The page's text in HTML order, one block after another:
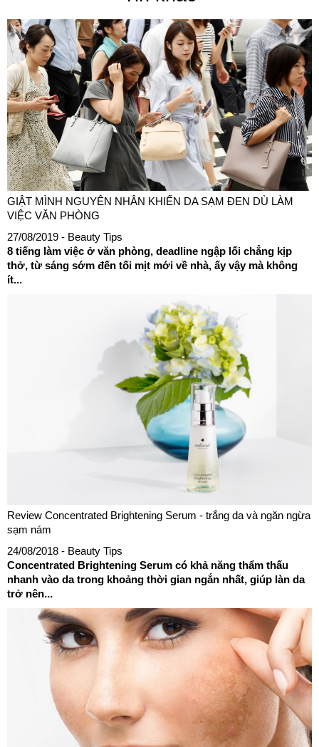
GIẬT MÌNH NGUYÊN NHÂN KHIẾN DA SẠM ĐEN DÙ LÀM
VIỆC VĂN PHÒNG
27/08/2019 - Beauty Tips
8 tiếng làm việc ở văn phòng, deadline ngập lối chẳng kịp
thở, từ sáng sớm đến tối mịt mới về nhà, ấy vậy mà không
ít...
Review Concentrated Brightening Serum - trắng da và ngăn ngừa
sạm nám
24/08/2018 - Beauty Tips
Concentrated Brightening Serum có khả năng thẩm thấu
nhanh vào da trong khoảng thời gian ngắn nhất, giúp làn da
trở nên...